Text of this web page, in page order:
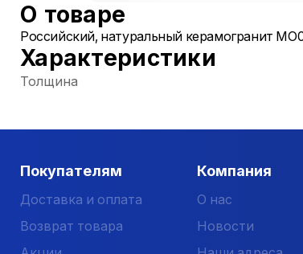
О товаре
Российский, натуральный керамогранит
Характеристики
Толщина
Покупателям
Доставка и оплата
Возврат товара
Компания
О нас
Новости